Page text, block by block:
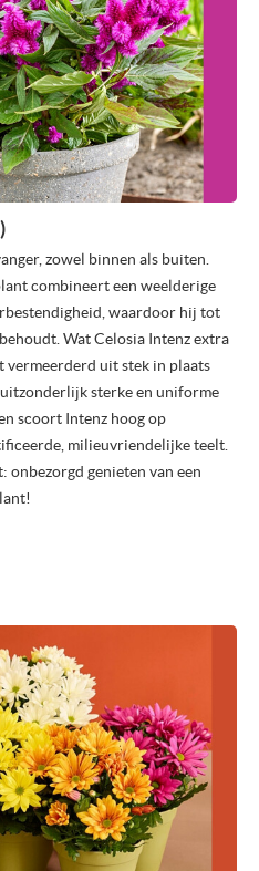
zowel binnen als buiten.
combineert een weelderige
waardoor hij tot
Wat Celosia Intenz extra
uit stek in plaats
sterke en uniforme
scoort Intenz hoog op
milieuvriendelijke teelt.
onbezorgd genieten van een